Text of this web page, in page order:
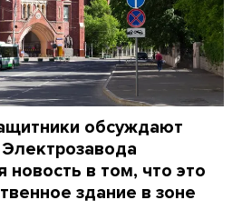
обсуждают
в том, что это
здание в зоне